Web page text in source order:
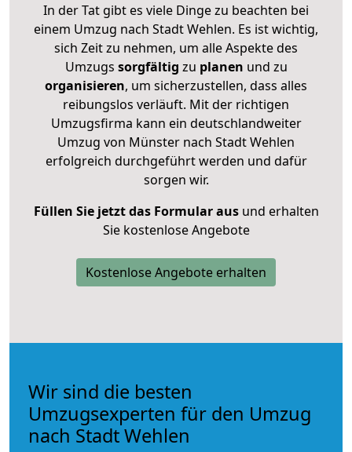
In der Tat gibt es viele Dinge zu beachten bei
einem Umzug nach Stadt Wehlen. Es ist wichtig,
sich Zeit zu nehmen, um alle Aspekte des
Umzugs sorgfältig zu planen und zu
organisieren, um sicherzustellen, dass alles
reibungslos verläuft. Mit der richtigen
Umzugsfirma kann ein deutschlandweiter
Umzug von Münster nach Stadt Wehlen
erfolgreich durchgeführt werden und dafür
sorgen wir.
Füllen Sie jetzt das Formular ausund erhalten
Sie kostenlose Angebote
Kostenlose Angebote erhalten
Wir sind die besten
Umzugsexperten für den Umzug
nach Stadt Wehlen